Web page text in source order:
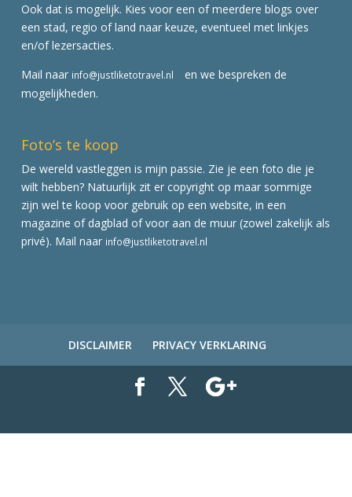
Ook dat is mogelijk. Kies voor een of meerdere blogs over
een stad, regio of land naar keuze, eventueel met linkjes
en/of lezersacties.
Mail naar info@justliketotravel.nl
en we bespreken de
mogelijkheden.
Foto’s te koop
De wereld vastleggen is mijn passie. Zie je een foto die je
wilt hebben? Natuurlijk zit er copyright op maar sommige
zijn wel te koop voor gebruik op een website, in een
magazine of dagblad of voor aan de muur (zowel zakelijk als
privé). Mail naar info@justliketotravel.nl
DISCLAIMER PRIVACY VERKLARING